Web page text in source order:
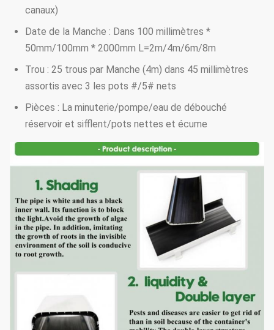
canaux)
Date de la Manche : Dans 100 millimètres *
50mm/100mm * 2000mm L=2m/4m/6m/8m
Trou : 25 trous par Manche (4m) dans 45 millimètres
assortis avec 3 les pots #/5# nets
Pièces : La minuterie/pompe/eau de débouché
réservoir et sifflent/pots nettes et écume